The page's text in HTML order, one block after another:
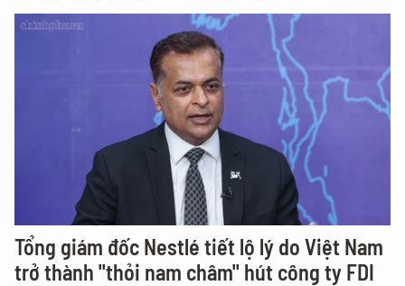
Tổng giám đốc Nestlé tiết lộ lý do Việt Nam
trở thành "thỏi nam châm" hút công ty FDI